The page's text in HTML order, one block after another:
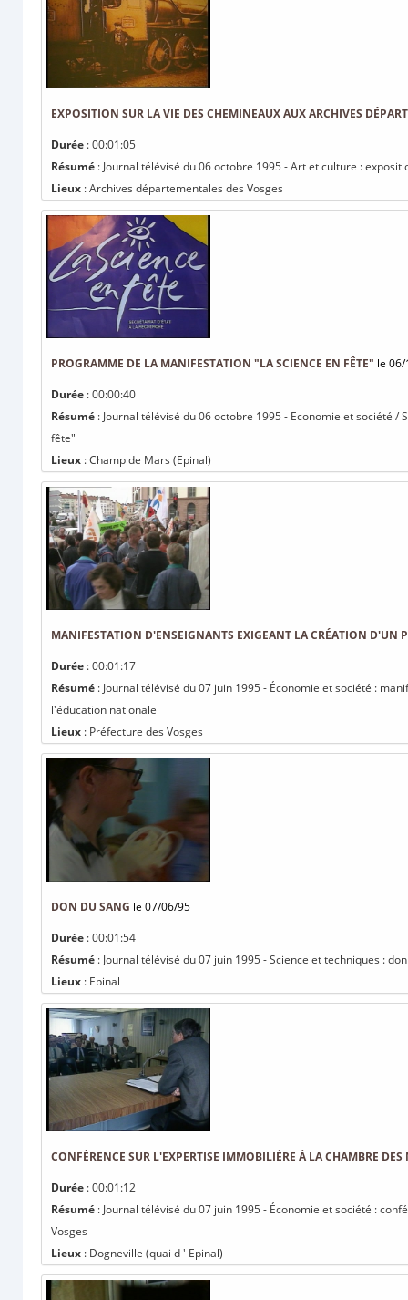
EXPOSITION SUR LA VIE DES CHEMINEAUX AUX ARCHIVES
Durée : 00:01:05
Résumé : Journal télévisé du 06 octobre 1995 - Art et culture :
Lieux : Archives départementales des Vosges
PROGRAMME DE LA MANIFESTATION "LA SCIENCE EN FÊTE" le
Durée : 00:00:40
Résumé : Journal télévisé du 06 octobre 1995 - Economie et société
fête"
Lieux : Champ de Mars (Epinal)
MANIFESTATION D'ENSEIGNANTS EXIGEANT LA CRÉATION
Durée : 00:01:17
Résumé : Journal télévisé du 07 juin 1995 - Économie et société :
l'éducation nationale
Lieux : Préfecture des Vosges
DON DU SANG le 07/06/95
Durée : 00:01:54
Résumé : Journal télévisé du 07 juin 1995 - Science et techniques :
Lieux : Epinal
CONFÉRENCE SUR L'EXPERTISE IMMOBILIÈRE À LA CHAMBRE DES
Durée : 00:01:12
Résumé : Journal télévisé du 07 juin 1995 - Économie et société :
Vosges
Lieux : Dogneville (quai d ' Epinal)